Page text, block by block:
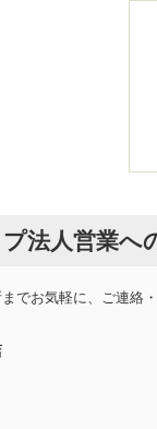
法人営業へ
でお気軽に、ご連絡